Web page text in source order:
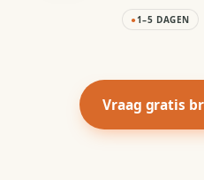
●1–5 DAGEN
Vraag gratis